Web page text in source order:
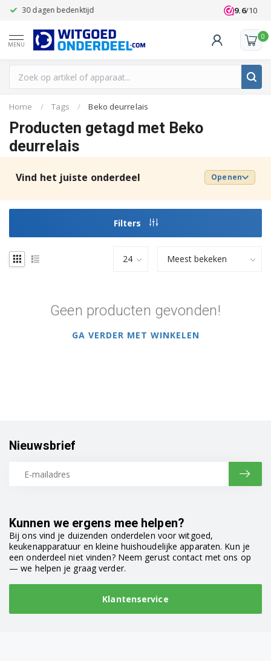
30 dagen bedenktijd Klanten
9.6/10
MENU
0
Home / Tags / Beko deurrelais
Producten getagd met Beko
deurrelais
Vind het juiste onderdeel Openen
Filters
Geen producten gevonden!
GA VERDER MET WINKELEN
Kunnen we ergens mee helpen?
Bij ons vind je duizenden onderdelen voor witgoed,
keukenapparatuur en kleine huishoudelijke apparaten. Kun je
een onderdeel niet vinden? Neem gerust contact met ons op
— we helpen je graag verder.
Klantenservice
Nieuwsbrief